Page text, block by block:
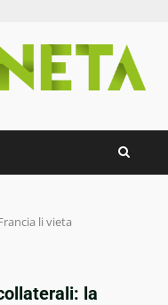
li vieta
la